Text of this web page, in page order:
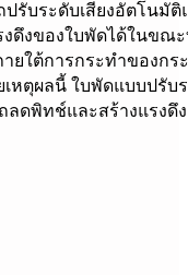
บระดับเสียงอัตโนมัติ
ดึงของใบพัดได้ในขณ
ใต้การกระทำของก
เหตุผลนี้ ใบพัดแบบป
ดพิทช์และสร้างแรงดึ